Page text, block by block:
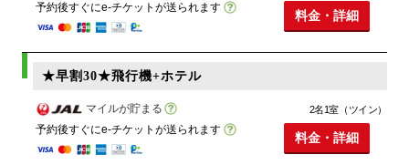
予約後すぐにe-チケットが送られます
料金・詳細
★早割30★飛行機+ホテル
マイルが貯まる
予約後すぐにe-チケットが送られます
2名1室（ツイン）
料金・詳細